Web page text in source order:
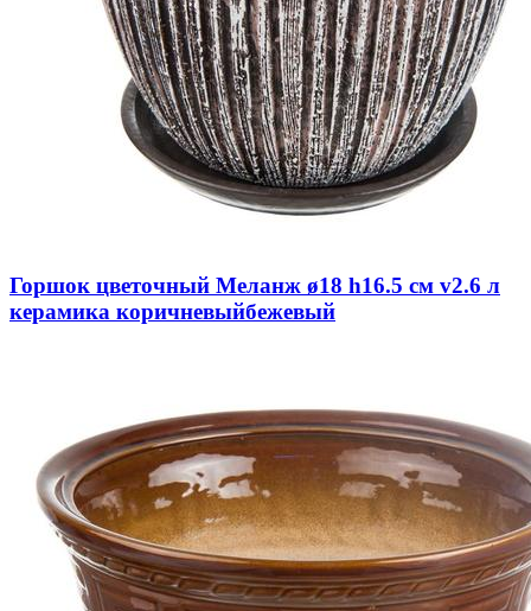
Горшок цветочный Меланж ø18 h16.5 см v2.6 л
керамика коричневыйбежевый